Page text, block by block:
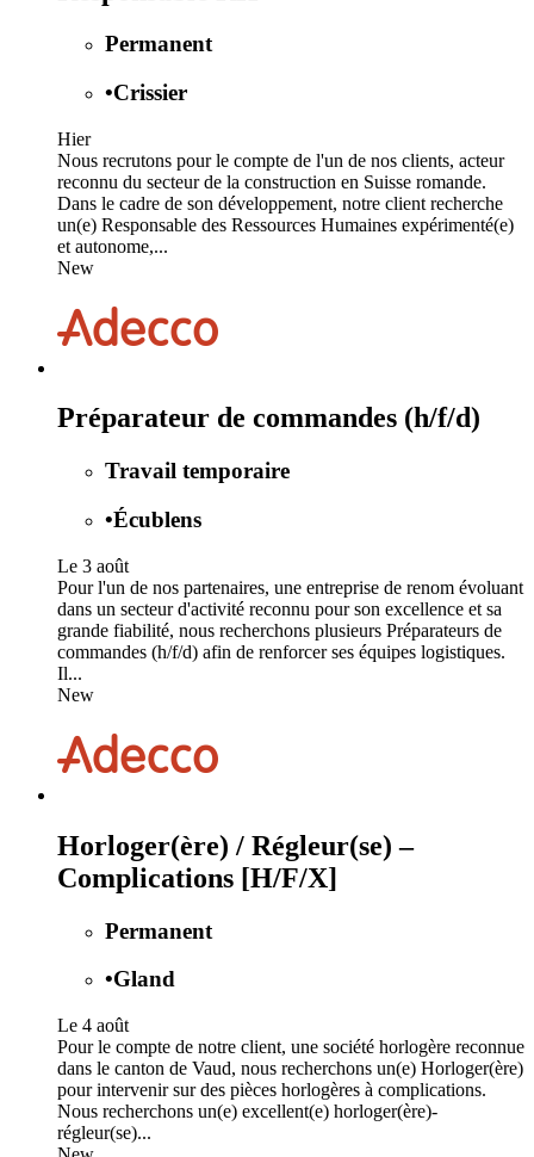
Permanent
•Crissier
Hier
Nous recrutons pour le compte de l'un de nos clients, acteur
reconnu du secteur de la construction en Suisse romande.
Dans le cadre de son développement, notre client recherche
un(e) Responsable des Ressources Humaines expérimenté(e)
et autonome,...
New
Préparateur de commandes (h/f/d)
Travail temporaire
•Écublens
Le 3 août
Pour l'un de nos partenaires, une entreprise de renom évoluant
dans un secteur d'activité reconnu pour son excellence et sa
grande fiabilité, nous recherchons plusieurs Préparateurs de
commandes (h/f/d) afin de renforcer ses équipes logistiques.
Il...
New
Horloger(ère) / Régleur(se) –
Complications [H/F/X]
Permanent
•Gland
Le 4 août
Pour le compte de notre client, une société horlogère reconnue
dans le canton de Vaud, nous recherchons un(e) Horloger(ère)
pour intervenir sur des pièces horlogères à complications.
Nous recherchons un(e) excellent(e) horloger(ère)-
régleur(se)...